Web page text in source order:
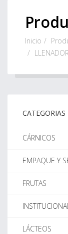
Inicio
CATEGORIAS
CÁRNICOS
EMPAQUE Y
FRUTAS
LÁCTEOS